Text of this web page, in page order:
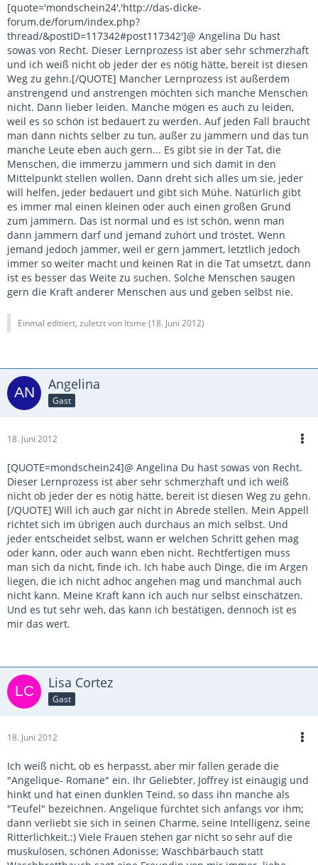
[quote='mondschein24','http://das-dicke-
forum.de/forum/index.php?
thread/&postID=117342#post117342']@ Angelina Du hast
sowas von Recht. Dieser Lernprozess ist aber sehr schmerzhaft
und ich weiß nicht ob jeder der es nötig hätte, bereit ist diesen
Weg zu gehn.[/QUOTE] Mancher Lernprozess ist außerdem
anstrengend und anstrengen möchten sich manche Menschen
nicht. Dann lieber leiden. Manche mögen es auch zu leiden,
weil es so schön ist bedauert zu werden. Auf jeden Fall braucht
man dann nichts selber zu tun, außer zu jammern und das tun
manche Leute eben auch gern... Es gibt sie in der Tat, die
Menschen, die immerzu jammern und sich damit in den
Mittelpunkt stellen wollen. Dann dreht sich alles um sie, jeder
will helfen, jeder bedauert und gibt sich Mühe. Natürlich gibt
es immer mal einen kleinen oder auch einen großen Grund
zum jammern. Das ist normal und es ist schön, wenn man
dann jammern darf und jemand zuhört und tröstet. Wenn
jemand jedoch jammer, weil er gern jammert, letztlich jedoch
immer so weiter macht und keinen Rat in die Tat umsetzt, dann
ist es besser das Weite zu suchen. Solche Menschen saugen
gern die Kraft anderer Menschen aus und geben selbst nie.
Einmal editiert, zuletzt von Itsme (18. Juni 2012)
Angelina
Gast
18. Juni 2012
[QUOTE=mondschein24]@ Angelina Du hast sowas von Recht.
Dieser Lernprozess ist aber sehr schmerzhaft und ich weiß
nicht ob jeder der es nötig hätte, bereit ist diesen Weg zu gehn.
[/QUOTE] Will ich auch gar nicht in Abrede stellen. Mein Appell
richtet sich im übrigen auch durchaus an mich selbst. Und
jeder entscheidet selbst, wann er welchen Schritt gehen mag
oder kann, oder auch wann eben nicht. Rechtfertigen muss
man sich da nicht, finde ich. Ich habe auch Dinge, die im Argen
liegen, die ich nicht adhoc angehen mag und manchmal auch
nicht kann. Meine Kraft kann ich auch nur selbst einschätzen.
Und es tut sehr weh, das kann ich bestätigen, dennoch ist es
mir das wert.
Lisa Cortez
Gast
18. Juni 2012
Ich weiß nicht, ob es herpasst, aber mir fallen gerade die
"Angelique- Romane" ein. Ihr Geliebter, Joffrey ist einäugig und
hinkt und hat einen dunklen Teind, so dass ihn manche als
"Teufel" bezeichnen. Angelique fürchtet sich anfangs vor ihm;
dann verliebt sie sich in seinen Charme, seine Intelligenz, seine
Ritterlichkeit.:) Viele Frauen stehen gar nicht so sehr auf die
muskulösen, schönen Adonisse; Waschbärbauch statt